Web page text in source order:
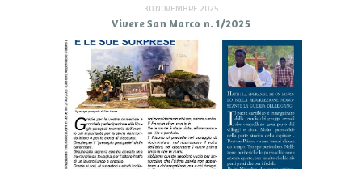
30 NOVEMBRE 2025
Vivere San Marco n. 1/2025